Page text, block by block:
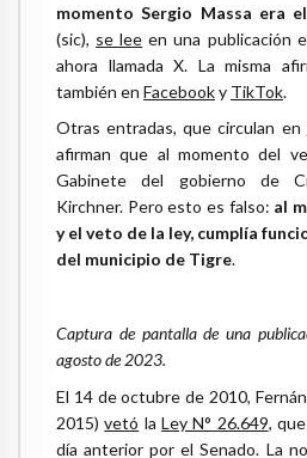
momento Sergio Massa era
(sic), se lee en una publicación
ahora llamada X. La misma
también en Facebooky TikTok.
Otras entradas, que circulan en
afirman que al momento del
Gabinete del gobierno de
Kirchner. Pero esto es falso: al
y el veto de la ley, cumplía
del municipio de Tigre.
Captura de pantalla de una
agosto de 2023.
El 14 de octubre de 2010,
2015)vetó la Ley N° 26.649,
día anterior por el Senado. La